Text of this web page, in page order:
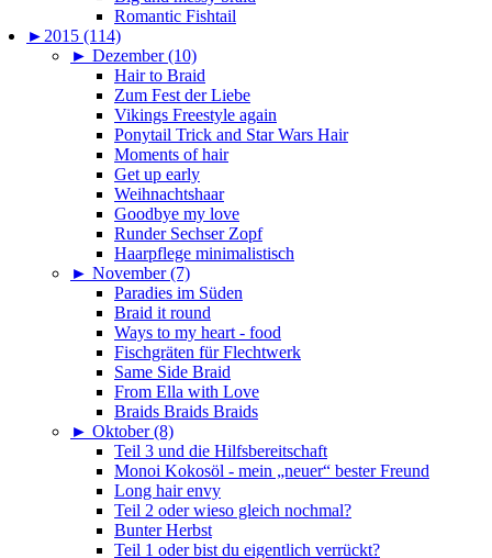
Romantic Fishtail
► 2015 (114)
► Dezember (10)
Hair to Braid
Zum Fest der Liebe
Vikings Freestyle again
Ponytail Trick and Star Wars Hair
Moments of hair
Get up early
Weihnachtshaar
Goodbye my love
Runder Sechser Zopf
Haarpflege minimalistisch
► November (7)
Paradies im Süden
Braid it round
Ways to my heart - food
Fischgräten für Flechtwerk
Same Side Braid
From Ella with Love
Braids Braids Braids
► Oktober (8)
Teil 3 und die Hilfsbereitschaft
Monoi Kokosöl - mein „neuer“ bester Freund
Long hair envy
Teil 2 oder wieso gleich nochmal?
Bunter Herbst
Teil 1 oder bist du eigentlich verrückt?